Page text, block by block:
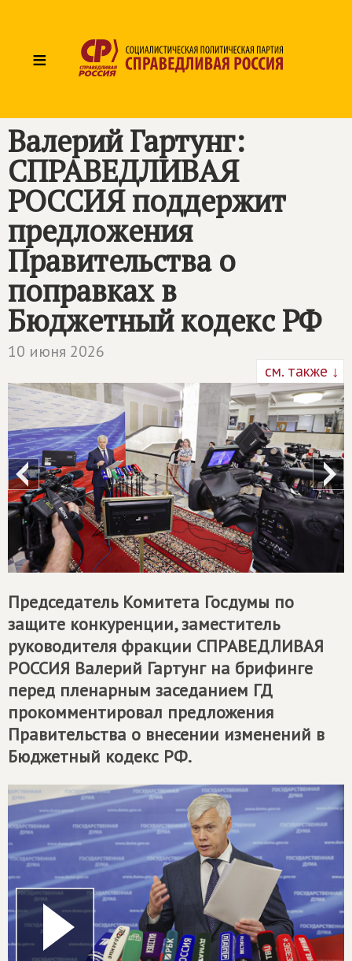
≡
Валерий Гартунг:
СПРАВЕДЛИВАЯ
РОССИЯподдержит
предложения
Правительства о
поправках в
Бюджетный кодекс РФ
10 июня 2026
см. также ↓
Председатель Комитета Госдумы по
защите конкуренции, заместитель
руководителя фракции СПРАВЕДЛИВАЯ
РОССИЯ Валерий Гартунг на брифинге
перед пленарным заседанием ГД
прокомментировал предложения
Правительства о внесении изменений в
Бюджетный кодекс РФ.